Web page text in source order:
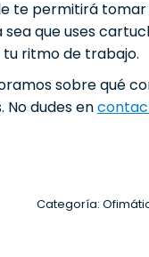
te permitirá
que uses
ritmo de trabajo.
sobre qué
dudes en
Categoría: